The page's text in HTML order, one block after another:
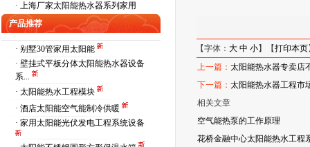
· 上海厂家太阳能热水器系列家用
产品推荐
· 别墅30管家用太阳能
· 壁挂式平板分体太阳能热水器设备
系...
· 太阳能热水工程模块
· 酒店太阳能空气能制冷供暖
· 家用太阳能光伏发电工程系统设备
【字体：大 中 小】【打印本页
上一篇：太阳能热水器专卖店
下一篇：太阳能热水器工程市
相关文章
空气能热泵的工作原理
花桥金融中心太阳能热水工程